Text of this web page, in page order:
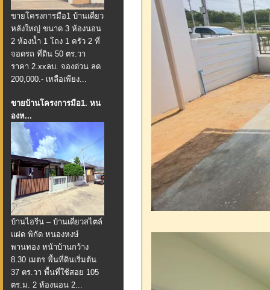
ขายโครงการมือ1 บ้านเดี่ยว
หลังใหญ่ ขนาด 3 ห้องนอน
2 ห้องน้ำ 1 โถง 1 ครัว 2 ที่
จอดรถ ที่ดิน 50 ตร.วา
ราคา 2.xxลบ. จองด่วน ลด
200,000.- เหลือเพียง...
ขายบ้านโครงการมือ1. หน
องห...
บ้านไอรีน – บ้านเดี่ยวสไตล์
แฝด พิกัด หนองหงษ์
พานทอง หน้าบ้านกว้าง
8.30 เมตร พื้นที่ดินเริ่มต้น
37 ตร.วา พื้นที่ใช้สอย 105
ตร.ม. 2 ห้องนอน 2...